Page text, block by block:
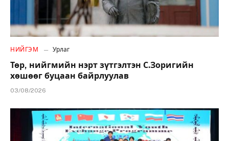
НИЙГЭМ Урлаг
Төр, нийгмийн нэрт зүтгэлтэн С.Зоригийн
хөшөөг буцаан байрлуулав
03/08/2026